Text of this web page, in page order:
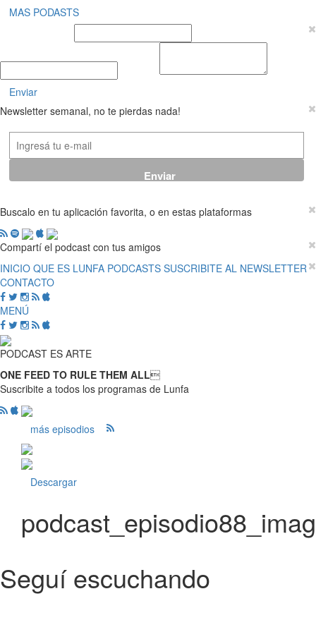
MAS PODASTS
Enviar
Newsletter semanal, no te pierdas nada!
Buscalo en tu aplicación favorita, o en estas plataformas
Compartí el podcast con tus amigos
INICIO QUE ES LUNFA PODCASTS SUSCRIBITE AL NEWSLETTER
CONTACTO
MENÚ
PODCAST ES ARTE
ONE FEED TO RULE THEM ALL
Suscribite a todos los programas de Lunfa
más episodios
Descargar
Seguí escuchando